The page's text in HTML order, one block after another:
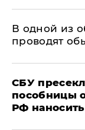
В одной из
проводят
СБУ
пособницы
РФ